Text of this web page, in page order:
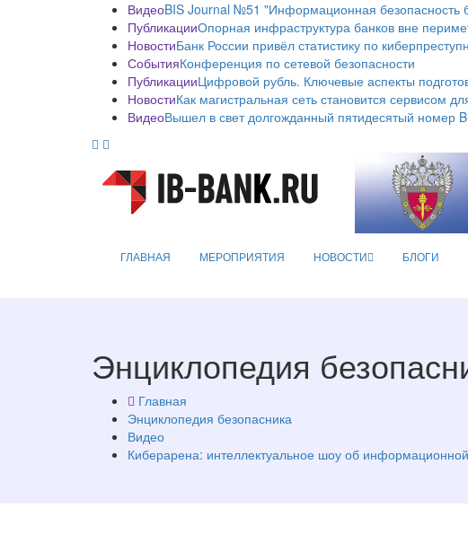
ВидеоBIS Journal №51 "Информационная безопасность
ПубликацииОпорная инфраструктура банков вне
НовостиБанк России привёл статистику по
СобытияКонференция по сетевой безопасности
ПубликацииЦифровой рубль. Ключевые аспекты
НовостиКак магистральная сеть становится сервисом
ВидеоВышел в свет долгожданный пятидесятый номер
ГЛАВНАЯ МЕРОПРИЯТИЯ НОВОСТИ БЛОГИ
Энциклопедия
Главная
Энциклопедия безопасника
Видео
Киберарена: интеллектуальное шоу об